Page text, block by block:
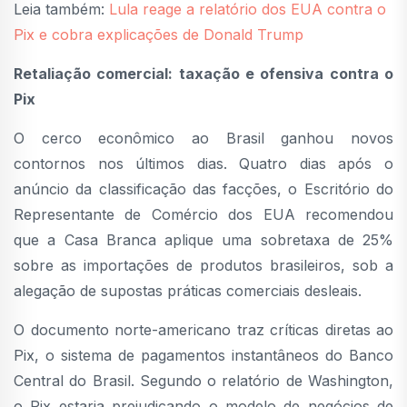
Leia também: Lula reage a relatório dos EUA contra o
Pix e cobra explicações de Donald Trump
Retaliação comercial: taxação e ofensiva contra o
Pix
O cerco econômico ao Brasil ganhou novos
contornos nos últimos dias. Quatro dias após o
anúncio da classificação das facções, o Escritório do
Representante de Comércio dos EUA recomendou
que a Casa Branca aplique uma sobretaxa de 25%
sobre as importações de produtos brasileiros, sob a
alegação de supostas práticas comerciais desleais.
O documento norte-americano traz críticas diretas ao
Pix, o sistema de pagamentos instantâneos do Banco
Central do Brasil. Segundo o relatório de Washington,